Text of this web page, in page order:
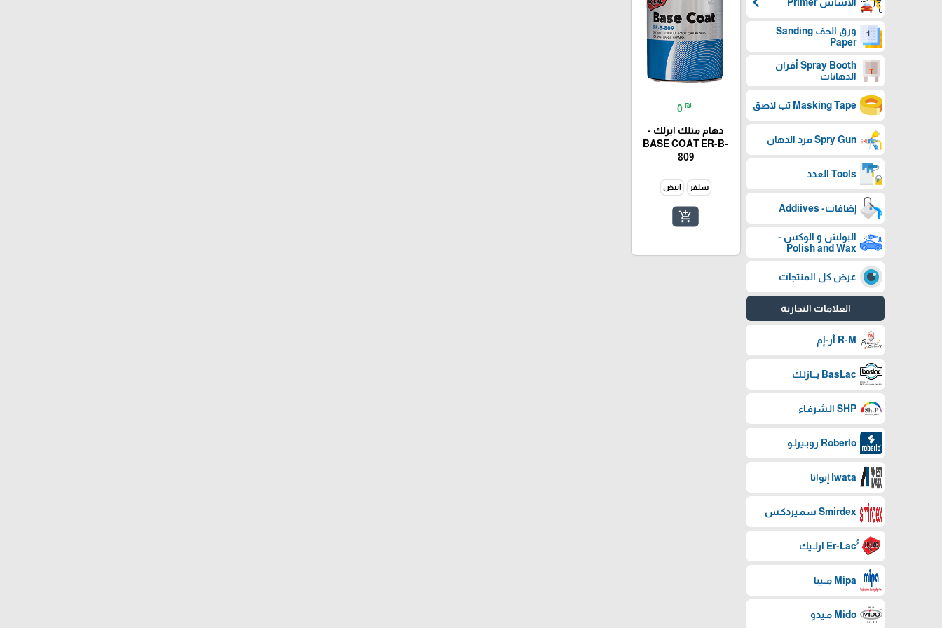
ورق الحف Sanding
Paper
Spray Booth أفران
الدهانات
Masking Tape تب لاصق
Spry Gun فرد الدهان
Tools العدد
إضافات- Addiives
البولش و الوكس -
Polish and Wax
عرض كل المنتجات
العلامات التجارية
R-M آر-إم
BasLac بـــازلـك
SHP الـشرفـاء
Roberlo روبـيرلـو
Iwata إيواتا
Smirdex سمـيردكـس
Mipa مــيبا
Mido مـيدو
0 ₪
دهام متلك ايرلك -
BASE COAT ER-B-
809
سلفر ابيض
add_shopping_cart